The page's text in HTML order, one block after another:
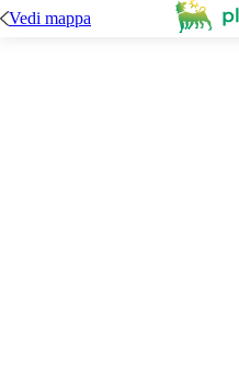
Vedi mappa